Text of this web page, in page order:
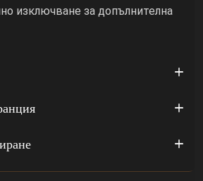
изключване за допълнителна